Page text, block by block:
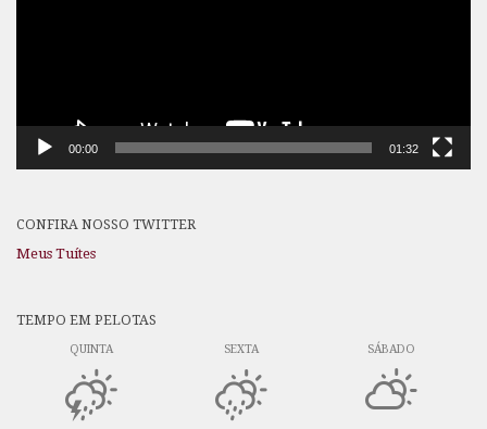
00:00 01:32
CONFIRA NOSSO TWITTER
Meus Tuítes
TEMPO EM PELOTAS
QUINTA SEXTA SÁBADO